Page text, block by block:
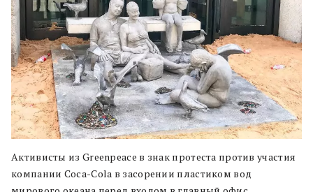
Активисты из Greenpeace в знак протеста против участия
компании Coca-Cola в засорении пластиком вод